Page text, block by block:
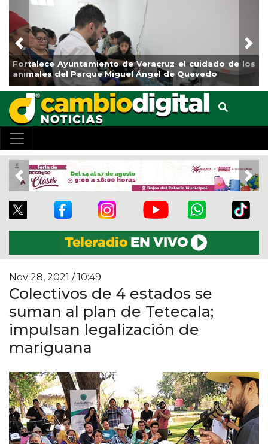
de los
La ciudad de Veracruz se suma a la Jornada
de Reforestación 2026
Previous
Previous
Nov 28, 2021 / 10:49
Colectivos de 4 estados se
suman al plan de Tetecala;
impulsan legalización de
mariguana